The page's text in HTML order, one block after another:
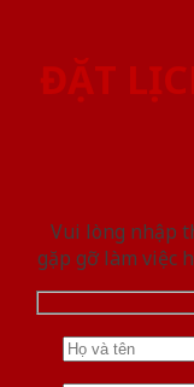
ĐẶT
Vui lòng nhập
gặp gỡ làm việc